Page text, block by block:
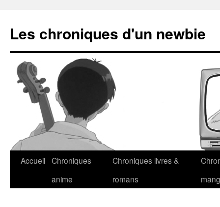
Les chroniques d'un newbie
Accueil Chroniques
anime
Chroniques livres &
romans